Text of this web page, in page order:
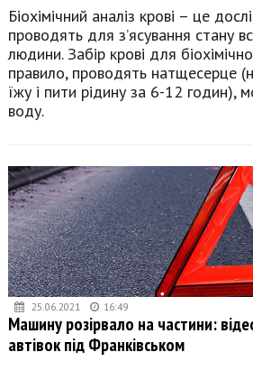
Біохімічний аналіз крові – це
проводять для з’ясування стану
людини. Забір крові для
правило, проводять натщесерце
їжу і пити рідину за 6-12 годин),
воду.
25.06.2021 16:49
Машину розірвало на частини:
автівок під Франківськом